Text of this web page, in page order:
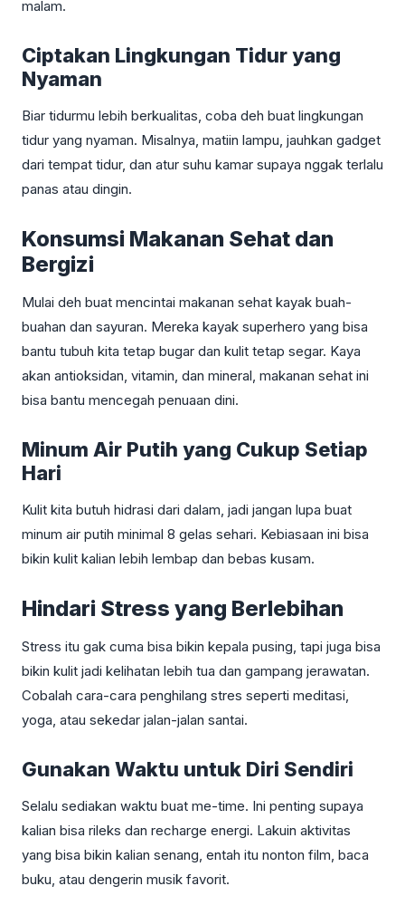
malam.
Ciptakan Lingkungan Tidur yang
Nyaman
Biar tidurmu lebih berkualitas, coba deh buat lingkungan
tidur yang nyaman. Misalnya, matiin lampu, jauhkan gadget
dari tempat tidur, dan atur suhu kamar supaya nggak terlalu
panas atau dingin.
Konsumsi Makanan Sehat dan
Bergizi
Mulai deh buat mencintai makanan sehat kayak buah-
buahan dan sayuran. Mereka kayak superhero yang bisa
bantu tubuh kita tetap bugar dan kulit tetap segar. Kaya
akan antioksidan, vitamin, dan mineral, makanan sehat ini
bisa bantu mencegah penuaan dini.
Minum Air Putih yang Cukup Setiap
Hari
Kulit kita butuh hidrasi dari dalam, jadi jangan lupa buat
minum air putih minimal 8 gelas sehari. Kebiasaan ini bisa
bikin kulit kalian lebih lembap dan bebas kusam.
Hindari Stress yang Berlebihan
Stress itu gak cuma bisa bikin kepala pusing, tapi juga bisa
bikin kulit jadi kelihatan lebih tua dan gampang jerawatan.
Cobalah cara-cara penghilang stres seperti meditasi,
yoga, atau sekedar jalan-jalan santai.
Gunakan Waktu untuk Diri Sendiri
Selalu sediakan waktu buat me-time. Ini penting supaya
kalian bisa rileks dan recharge energi. Lakuin aktivitas
yang bisa bikin kalian senang, entah itu nonton film, baca
buku, atau dengerin musik favorit.